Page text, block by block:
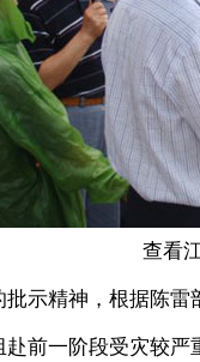
查看江
精神，根据陈雷
前一阶段受灾较